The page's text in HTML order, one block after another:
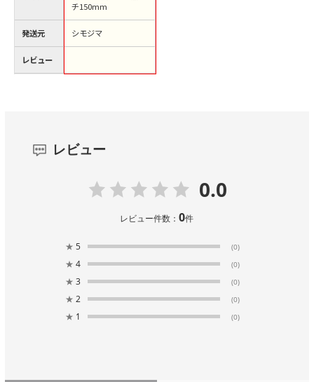
発送元
レビュー
チ150mm
シモジマ
レビュー
0.0
レビュー件数：0件
★ 5 (0)
★ 4 (0)
★ 3 (0)
★ 2 (0)
★ 1 (0)